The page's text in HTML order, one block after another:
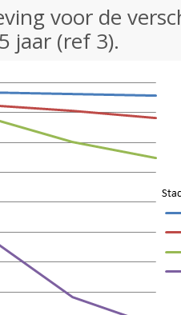
voor de
jaar (ref 3).